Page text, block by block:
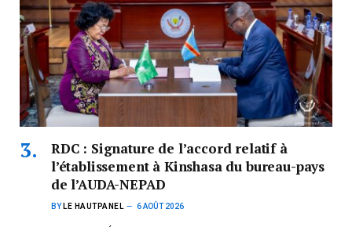
RDC : Signature de l’accord relatif à
l’établissement à Kinshasa du bureau-pays
de l’AUDA-NEPAD
BY LE HAUTPANEL 6 AOÛT 2026